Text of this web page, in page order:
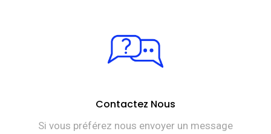
Contactez Nous
Si vous préférez nous envoyer un message